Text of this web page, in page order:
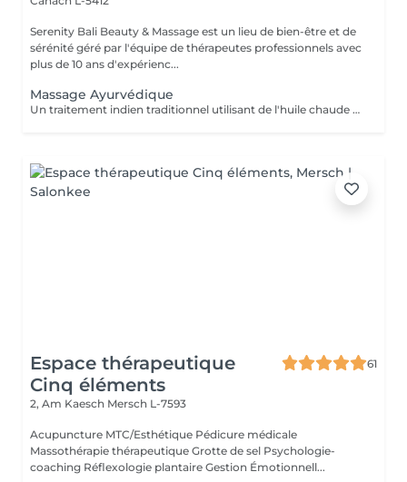
Serenity Bali Beauty & Massage est un lieu de bien-être et de
sérénité géré par l'équipe de thérapeutes professionnels avec
plus de 10 ans d'expérienc...
Massage Ayurvédique
Un traitement indien traditionnel utilisant de l'huile chaude et de longs mouvements de massage fluides pour favoriser une relaxation profonde.
Espace thérapeutique
Cinq éléments
61
2, Am Kaesch Mersch L-7593
Acupuncture MTC/Esthétique Pédicure médicale
Massothérapie thérapeutique Grotte de sel Psychologie-
coaching Réflexologie plantaire Gestion Émotionnell...